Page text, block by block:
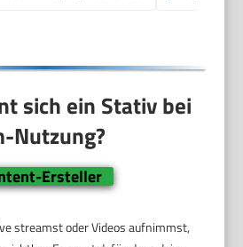
sich ein Stativ bei
Nutzung?
Ersteller
streamst oder Videos aufnimmst,